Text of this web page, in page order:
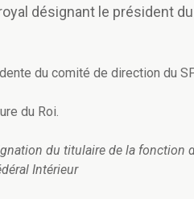
désignant le président
du comité de direction du
du Roi.
du titulaire de la fonction
Intérieur